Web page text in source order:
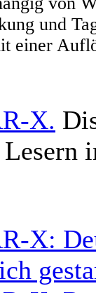
und
einer
X.
Lesern
X: